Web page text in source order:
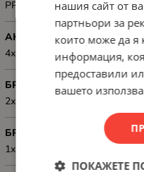
PPTP, VPN Server IPSec,
АНТЕНА, ТИП
4x internal antenna
БРОЙ ПОРТОВЕ LAN
2x10/100/1000Base-T
БРОЙ ПОРТОВЕ WAN
1x10/100/1000Base-T
нашия сайт от
партньори за
които може да я
информация,
предоставили
вашето
ПОКАЖЕТЕ